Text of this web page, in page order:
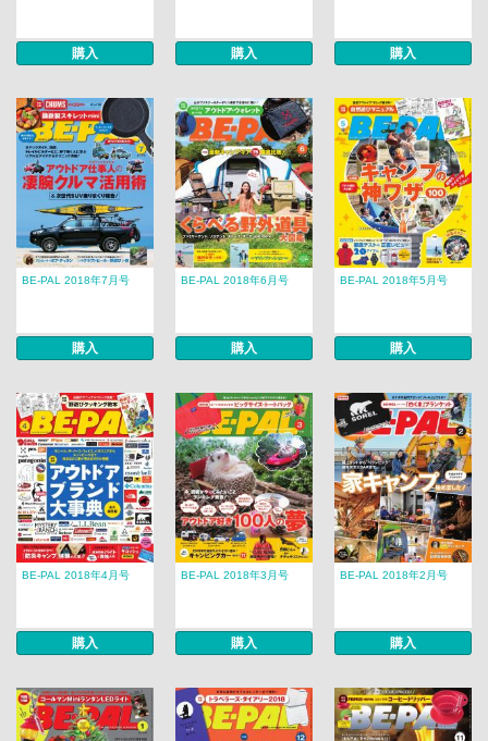
購入 購入 購入
BE-PAL 2018年7月号
購入
BE-PAL 2018年6月号
購入
BE-PAL 2018年5月号
購入
BE-PAL 2018年4月号
購入
BE-PAL 2018年3月号
購入
BE-PAL 2018年2月号
購入